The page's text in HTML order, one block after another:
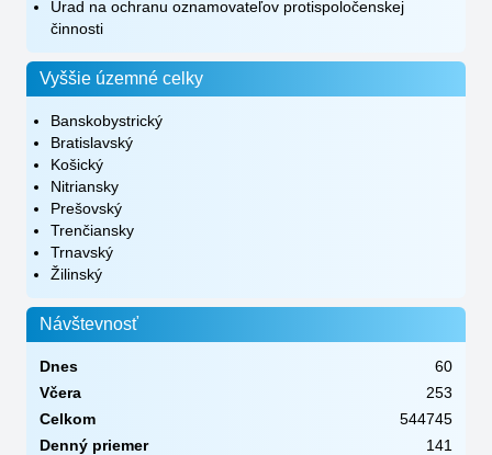
Úrad na ochranu oznamovateľov protispoločenskej
činnosti
Vyššie územné celky
Banskobystrický
Bratislavský
Košický
Nitriansky
Prešovský
Trenčiansky
Trnavský
Žilinský
Návštevnosť
Dnes
60
Včera
253
Celkom
544745
Denný priemer
141